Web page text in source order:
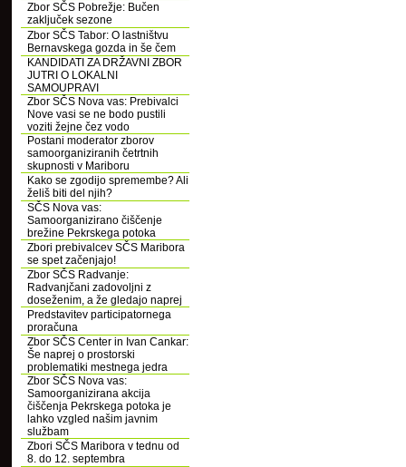
Zbor SČS Pobrežje: Bučen
zaključek sezone
Zbor SČS Tabor: O lastništvu
Bernavskega gozda in še čem
KANDIDATI ZA DRŽAVNI ZBOR
JUTRI O LOKALNI
SAMOUPRAVI
Zbor SČS Nova vas: Prebivalci
Nove vasi se ne bodo pustili
voziti žejne čez vodo
Postani moderator zborov
samoorganiziranih četrtnih
skupnosti v Mariboru
Kako se zgodijo spremembe? Ali
želiš biti del njih?
SČS Nova vas:
Samoorganizirano čiščenje
brežine Pekrskega potoka
Zbori prebivalcev SČS Maribora
se spet začenjajo!
Zbor SČS Radvanje:
Radvanjčani zadovoljni z
doseženim, a že gledajo naprej
Predstavitev participatornega
proračuna
Zbor SČS Center in Ivan Cankar:
Še naprej o prostorski
problematiki mestnega jedra
Zbor SČS Nova vas:
Samoorganizirana akcija
čiščenja Pekrskega potoka je
lahko vzgled našim javnim
službam
Zbori SČS Maribora v tednu od
8. do 12. septembra